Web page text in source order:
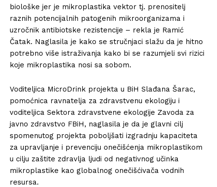
biološke jer je mikroplastika vektor tj. prenositelj
raznih potencijalnih patogenih mikroorganizama i
uzročnik antibiotske rezistencije – rekla je Ramić
Čatak. Naglasila je kako se stručnjaci slažu da je hitno
potrebno više istraživanja kako bi se razumjeli svi rizici
koje mikroplastika nosi sa sobom.
Voditeljica MicroDrink projekta u BiH Slađana Šarac,
pomoćnica ravnatelja za zdravstvenu ekologiju i
voditeljica Sektora zdravstvene ekologije Zavoda za
javno zdravstvo FBiH, naglasila je da je glavni cilj
spomenutog projekta poboljšati izgradnju kapaciteta
za upravljanje i prevenciju onečišćenja mikroplastikom
u cilju zaštite zdravlja ljudi od negativnog učinka
mikroplastike kao globalnog onečišćivača vodnih
resursa.